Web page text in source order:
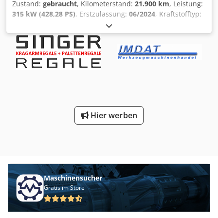
Restmüllpresse
Zustand: gebraucht, Kilometerstand: 21.900 km, Leistung:
315 kW (428,28 PS), Erstzulassung: 06/2024, Kraftstofftyp:
15.507 kg, Gesamtgewicht:
Reifengröße:385/65 R22,5 - 315/80 R22,5, Achsen-
Konfiguration: 6x2 , Radstand: 4.300 mm , Kraftstoff:
Energieeffizienz:E, Bremsen: VEB, Farbe:Blau,
Getriebetyp:Automatisch, Emissionsklasse:
Differentialsperre, EBS (Elektronisches Bremssystem),
Elektronisches Stabilitätsprogramm (ESP), Kran,
Navigationssystem, Spurhalteassistent, Standheizung,
Leichtmetallfelgen Abstandswarner Spurassistent Nutzlast
10.493 kg Klimaautomatik Euro 6 E Blatt-Luft-Lift-Federung
Meiller 2-Seiten-Kipper Zurringe im Boden Bordwand
Asphaltschieber Rollplane Unterfahrschutz klappbar Atlas
AK 135.2 E-10,30/3 A3 Sonnenblende Lichterbügel
Hier werben
Maschinensucher
Gratis im Store